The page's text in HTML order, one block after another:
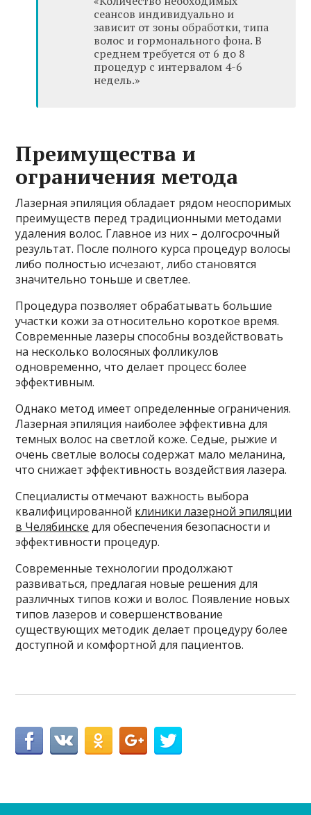
сеансов индивидуально и
зависит от зоны обработки, типа
волос и гормонального фона. В
среднем требуется от 6 до 8
процедур с интервалом 4-6
недель.»
Преимущества и
ограничения метода
Лазерная эпиляция обладает рядом неоспоримых
преимуществ перед традиционными методами
удаления волос. Главное из них – долгосрочный
результат. После полного курса процедур волосы
либо полностью исчезают, либо становятся
значительно тоньше и светлее.
Процедура позволяет обрабатывать большие
участки кожи за относительно короткое время.
Современные лазеры способны воздействовать
на несколько волосяных фолликулов
одновременно, что делает процесс более
эффективным.
Однако метод имеет определенные ограничения.
Лазерная эпиляция наиболее эффективна для
темных волос на светлой коже. Седые, рыжие и
очень светлые волосы содержат мало меланина,
что снижает эффективность воздействия лазера.
Специалисты отмечают важность выбора
квалифицированной клиники лазерной эпиляции
в Челябинске для обеспечения безопасности и
эффективности процедур.
Современные технологии продолжают
развиваться, предлагая новые решения для
различных типов кожи и волос. Появление новых
типов лазеров и совершенствование
существующих методик делает процедуру более
доступной и комфортной для пациентов.